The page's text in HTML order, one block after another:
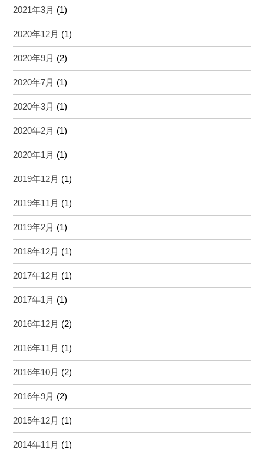
2021年3月 (1)
2020年12月 (1)
2020年9月 (2)
2020年7月 (1)
2020年3月 (1)
2020年2月 (1)
2020年1月 (1)
2019年12月 (1)
2019年11月 (1)
2019年2月 (1)
2018年12月 (1)
2017年12月 (1)
2017年1月 (1)
2016年12月 (2)
2016年11月 (1)
2016年10月 (2)
2016年9月 (2)
2015年12月 (1)
2014年11月 (1)